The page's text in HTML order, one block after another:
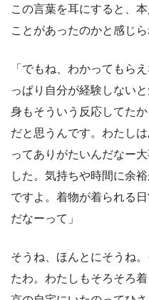
この言葉を耳にすると、
ことがあったのかと感じ
「でもね、わかってもら
っぱり自分が経験しない
身もそういう反応してた
だと思うんです。わたし
ってありがたいんだなー
した。気持ちや時間に余
ですよ。着物が着られる
だなーって」
そうね、ほんとにそうね
たわ。わたしもそろそろ